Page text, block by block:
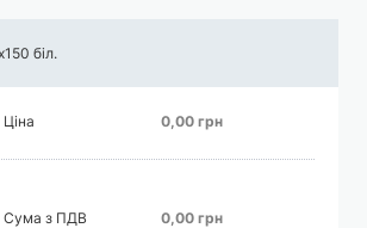
біл.
Ціна 0,00 грн
Сума з ПДВ 0,00 грн